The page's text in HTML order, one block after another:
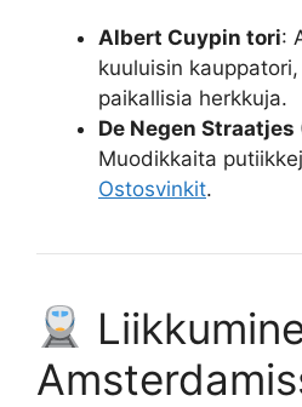
Albert Cuypin tori:
kuuluisin
paikallisia herkkuja.
De Negen
Muodikkaita
Ostosvinkit.